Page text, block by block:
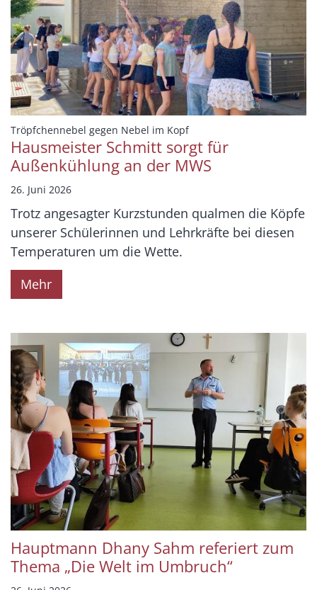
Tröpfchennebel gegen Nebel im Kopf:
Hausmeister Schmitt sorgt für
Außenkühlung an der MWS
26. Juni 2026
Trotz angesagter Kurzstunden qualmen die Köpfe
unserer Schülerinnen und Lehrkräfte bei diesen
Temperaturen um die Wette.
Mehr
Hauptmann Dhany Sahm referiert zum
Thema „Die Welt im Umbruch“